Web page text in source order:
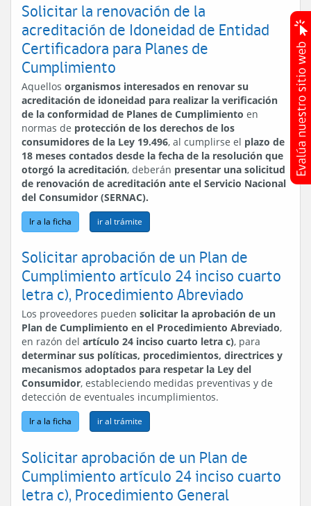
Solicitar la renovación de la
acreditación de Idoneidad de Entidad
Certificadora para Planes de
Cumplimiento
Aquellos organismos interesados en renovar su
acreditación de idoneidad para realizar la verificación
de la conformidad de Planes de Cumplimiento en
normas de protección de los derechos de los
consumidores de la Ley 19.496, al cumplirse el plazo de
18 meses contados desde la fecha de la resolución que
otorgó la acreditación, deberán presentar una solicitud
de renovación de acreditación ante el Servicio Nacional
del Consumidor (SERNAC).
Ir a la ficha
Solicitar aprobación de un Plan de
Cumplimiento artículo 24 inciso cuarto
letra c), Procedimiento Abreviado
Los proveedores pueden solicitar la aprobación de un
Plan de Cumplimiento en el Procedimiento Abreviado,
en razón del artículo 24 inciso cuarto letra c), para
determinar sus políticas, procedimientos, directrices y
mecanismos adoptados para respetar la Ley del
Consumidor, estableciendo medidas preventivas y de
detección de eventuales incumplimientos.
Ir a la ficha
Solicitar aprobación de un Plan de
Cumplimiento artículo 24 inciso cuarto
letra c), Procedimiento General